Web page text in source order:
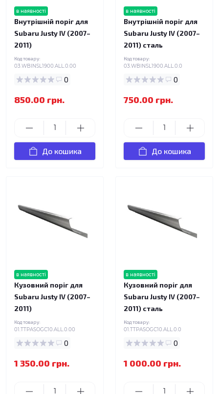
в наявності
Внутрішній поріг для
Subaru Justy IV (2007–
2011)
Код товару:
03.WBINSL1900.ALL.0.00
0
850.00 грн.
До кошика
в наявності
Внутрішній поріг для
Subaru Justy IV (2007–
2011) сталь
Код товару:
03.WBINSL1900.ALL.0.0
0
750.00 грн.
До кошика
в наявності
Кузовний поріг для
Subaru Justy IV (2007–
2011)
Код товару:
01.TTPASOGC10.ALL.0.00
0
1 350.00 грн.
в наявності
Кузовний поріг для
Subaru Justy IV (2007–
2011) сталь
Код товару:
01.TTPASOGC10.ALL.0.0
0
1 000.00 грн.